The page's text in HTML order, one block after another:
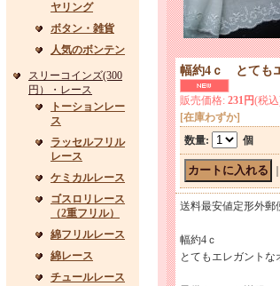
ヤリング
ボタン・雑貨
人気のボンテン
スリーコインズ(300
円）・レース
トーションレー
ス
ラッセルフリル
レース
ケミカルレース
ゴスロリレース
（2重フリル）
綿フリルレース
綿レース
チュールレース
幅約4ｃ とても
販売価格: 231円(税
[在庫わずか]
数量: 個
送料最安値定形外郵
幅約4ｃ
とてもエレガントな